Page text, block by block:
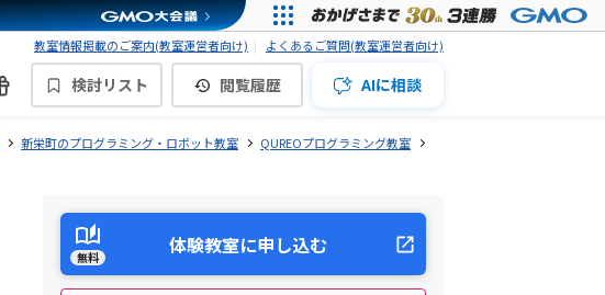
教室情報掲載のご案内(教室運営者向け) よくあるご質問(教室運営者向け)
検討リスト 閲覧履歴 AIに相談
新栄町のプログラミング・ロボット教室
QUREOプログラミング教室
無料 体験教室に申し込む